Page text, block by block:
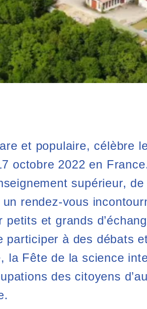
et populaire, célèbre
octobre 2022 en
supérieur, de
rendez-vous
petits et grands
participer à des débats
la Fête de la science
des citoyens